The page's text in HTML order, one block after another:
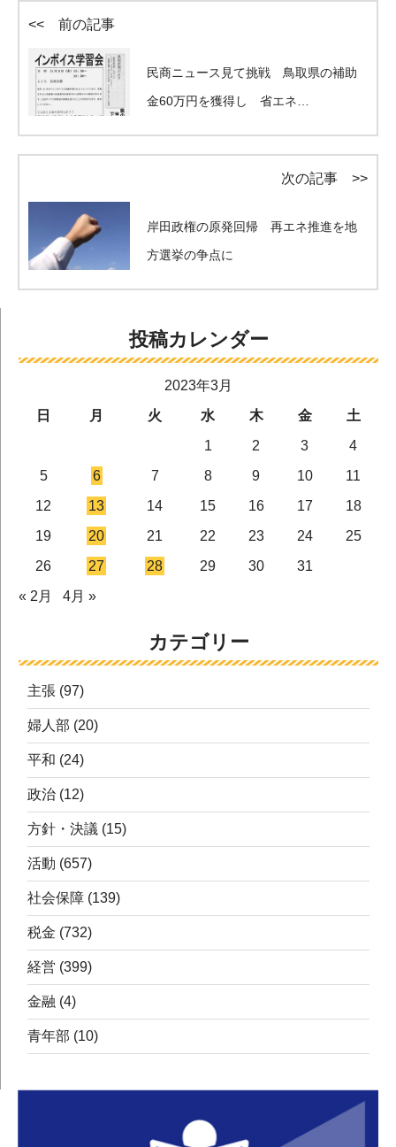
<< 前の記事
民商ニュース見て挑戦 鳥取県の補助
金60万円を獲得し 省エネ…
次の記事 >>
岸田政権の原発回帰 再エネ推進を地
方選挙の争点に
投稿カレンダー
2023年3月
日
月 火 水 木 金
土
1
2 3
4
5
6 7 8 9 10
11
12
13 14 15 16 17
18
19
20 21 22 23 24
25
26
27 28 29 30
31
« 2月
4月 »
カテゴリー
主張 (97)
婦人部 (20)
平和 (24)
政治 (12)
方針・決議 (15)
活動 (657)
社会保障 (139)
税金 (732)
経営 (399)
金融 (4)
青年部 (10)